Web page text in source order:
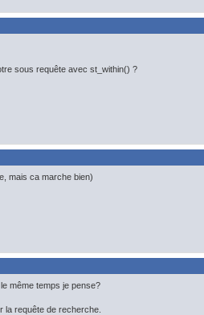
sous requête avec st_within() ?
mais ca marche bien)
même temps je pense?
la requête de recherche.